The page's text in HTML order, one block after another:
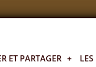
ET PARTAGER +